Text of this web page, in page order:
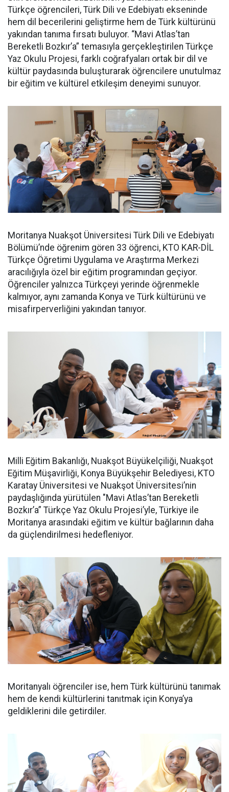
Türkçe öğrencileri, Türk Dili ve Edebiyatı ekseninde
hem dil becerilerini geliştirme hem de Türk kültürünü
yakından tanıma fırsatı buluyor. “Mavi Atlas’tan
Bereketli Bozkır’a” temasıyla gerçekleştirilen Türkçe
Yaz Okulu Projesi, farklı coğrafyaları ortak bir dil ve
kültür paydasında buluşturarak öğrencilere unutulmaz
bir eğitim ve kültürel etkileşim deneyimi sunuyor.
Moritanya Nuakşot Üniversitesi Türk Dili ve Edebiyatı
Bölümü’nde öğrenim gören 33 öğrenci, KTO KAR-DİL
Türkçe Öğretimi Uygulama ve Araştırma Merkezi
aracılığıyla özel bir eğitim programından geçiyor.
Öğrenciler yalnızca Türkçeyi yerinde öğrenmekle
kalmıyor, aynı zamanda Konya ve Türk kültürünü ve
misafirperverliğini yakından tanıyor.
Milli Eğitim Bakanlığı, Nuakşot Büyükelçiliği, Nuakşot
Eğitim Müşavirliği, Konya Büyükşehir Belediyesi, KTO
Karatay Üniversitesi ve Nuakşot Üniversitesi’nin
paydaşlığında yürütülen "Mavi Atlas’tan Bereketli
Bozkır’a” Türkçe Yaz Okulu Projesi’yle, Türkiye ile
Moritanya arasındaki eğitim ve kültür bağlarının daha
da güçlendirilmesi hedefleniyor.
Moritanyalı öğrenciler ise, hem Türk kültürünü tanımak
hem de kendi kültürlerini tanıtmak için Konya’ya
geldiklerini dile getirdiler.